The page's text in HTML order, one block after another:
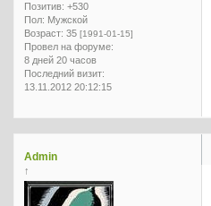
Позитив: +530
Пол: Мужской
Возраст: 35 [1991-01-15]
Провел на форуме:
8 дней 20 часов
Последний визит:
13.11.2012 20:12:15
Admin
↑